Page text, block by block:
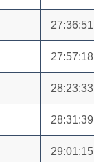
27:36:51
27:57:18
28:23:33
28:31:39
29:01:15